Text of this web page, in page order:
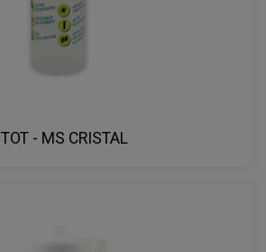
TOT - MS CRISTAL